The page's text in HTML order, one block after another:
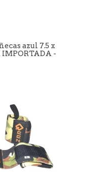
azul 7.5 x
-